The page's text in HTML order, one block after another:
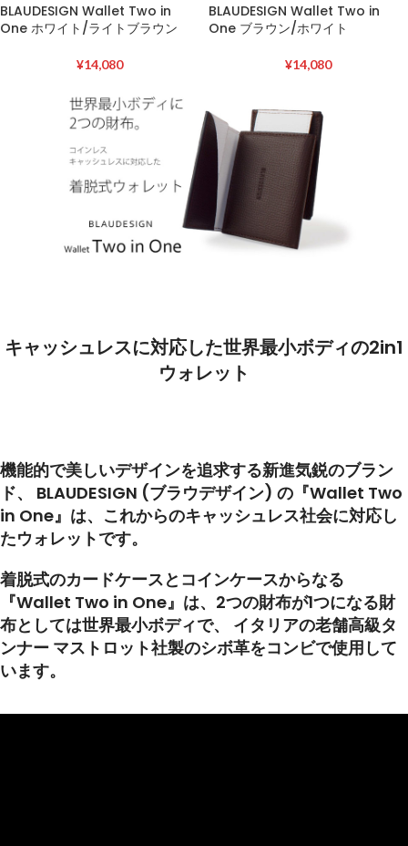
BLAUDESIGN Wallet Two in
One ホワイト/ライトブラウン
¥14,080
BLAUDESIGN Wallet Two in
One ブラウン/ホワイト
¥14,080
キャッシュレスに対応した世界最小ボディの2in1
ウォレット
機能的で美しいデザインを追求する新進気鋭のブラン
ド、 BLAUDESIGN (ブラウデザイン) の『Wallet Two
in One』は、これからのキャッシュレス社会に対応し
たウォレットです。
着脱式のカードケースとコインケースからなる
『Wallet Two in One』は、2つの財布が1つになる財
布としては世界最小ボディで、 イタリアの老舗高級タ
ンナー マストロット社製のシボ革をコンビで使用して
います。